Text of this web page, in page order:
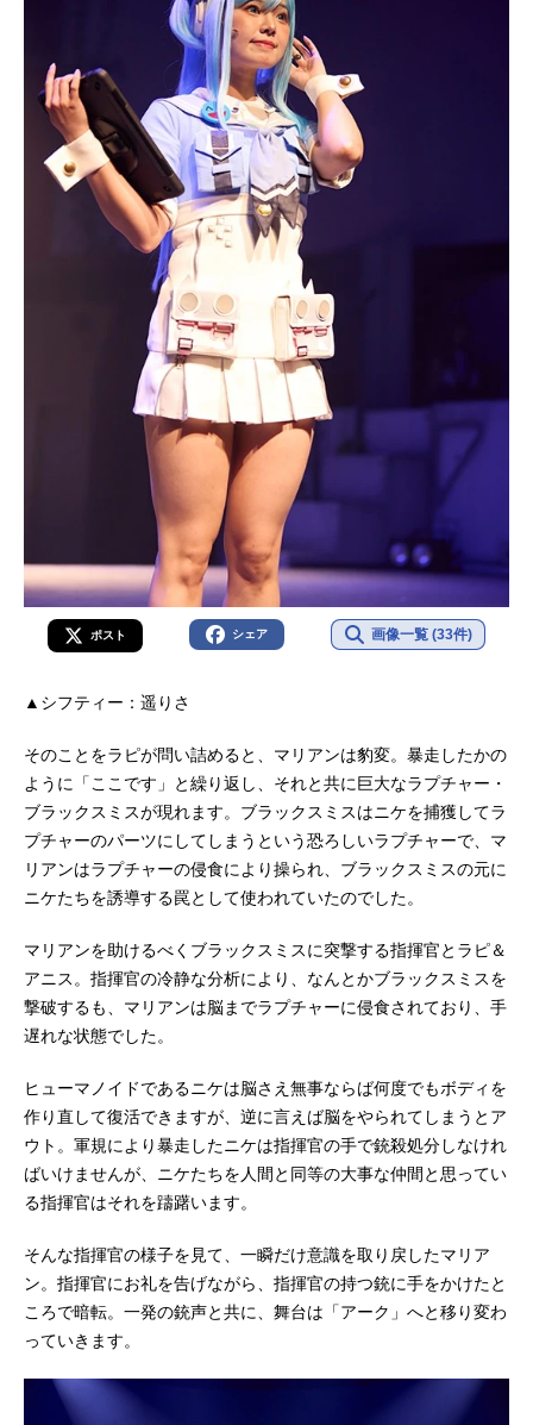
ポスト シェア 画像一覧 (33件)
▲シフティー：遥りさ
そのことをラピが問い詰めると、マリアンは豹変。暴走したかの
ように「ここです」と繰り返し、それと共に巨大なラプチャー・
ブラックスミスが現れます。ブラックスミスはニケを捕獲してラ
プチャーのパーツにしてしまうという恐ろしいラプチャーで、マ
リアンはラプチャーの侵食により操られ、ブラックスミスの元に
ニケたちを誘導する罠として使われていたのでした。
マリアンを助けるべくブラックスミスに突撃する指揮官とラピ＆
アニス。指揮官の冷静な分析により、なんとかブラックスミスを
撃破するも、マリアンは脳までラプチャーに侵食されており、手
遅れな状態でした。
ヒューマノイドであるニケは脳さえ無事ならば何度でもボディを
作り直して復活できますが、逆に言えば脳をやられてしまうとア
ウト。軍規により暴走したニケは指揮官の手で銃殺処分しなけれ
ばいけませんが、ニケたちを人間と同等の大事な仲間と思ってい
る指揮官はそれを躊躇います。
そんな指揮官の様子を見て、一瞬だけ意識を取り戻したマリア
ン。指揮官にお礼を告げながら、指揮官の持つ銃に手をかけたと
ころで暗転。一発の銃声と共に、舞台は「アーク」へと移り変わ
っていきます。